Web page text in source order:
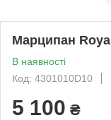
Марципан
В наявності
Код: 4301010D10
5 100 ₴